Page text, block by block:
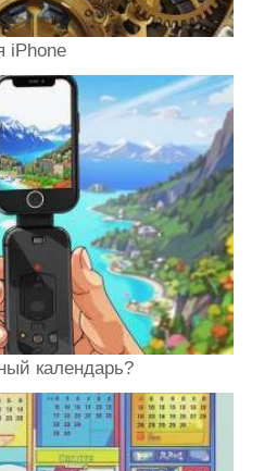
iPhone
календарь?